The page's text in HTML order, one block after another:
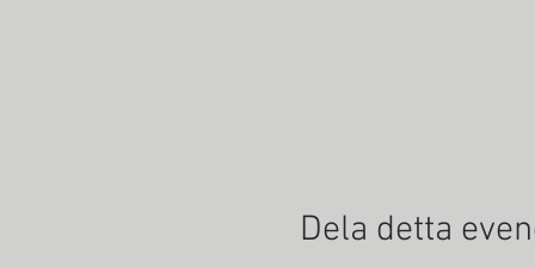
Dela detta